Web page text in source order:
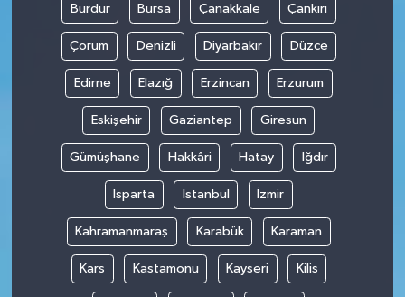
Burdur Bursa Çanakkale Çankırı
Çorum Denizli Diyarbakır Düzce
Edirne Elazığ Erzincan Erzurum
Eskişehir Gaziantep Giresun
Gümüşhane Hakkâri Hatay Iğdır
Isparta İstanbul İzmir
Kahramanmaraş Karabük Karaman
Kars Kastamonu Kayseri Kilis